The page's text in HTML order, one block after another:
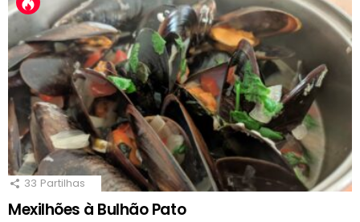
33 Partilhas
Mexilhões à Bulhão Pato